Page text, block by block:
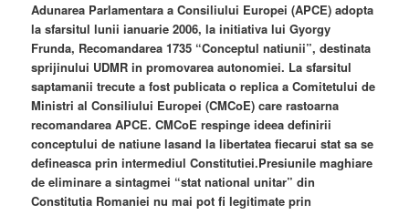
Adunarea Parlamentara a Consiliului Europei (APCE) adopta
la sfarsitul lunii ianuarie 2006, la initiativa lui Gyorgy
Frunda, Recomandarea 1735 “Conceptul natiunii”, destinata
sprijinului UDMR in promovarea autonomiei. La sfarsitul
saptamanii trecute a fost publicata o replica a Comitetului de
Ministri al Consiliului Europei (CMCoE) care rastoarna
recomandarea APCE. CMCoE respinge ideea definirii
conceptului de natiune lasand la libertatea fiecarui stat sa se
defineasca prin intermediul Constitutiei.Presiunile maghiare
de eliminare a sintagmei “stat national unitar” din
Constitutia Romaniei nu mai pot fi legitimate prin